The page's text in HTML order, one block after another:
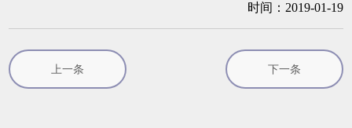
时间：2019-01-19
上一条 下一条